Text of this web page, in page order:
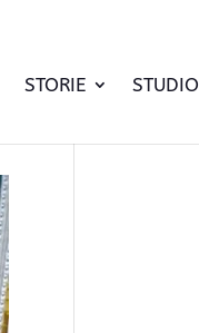
STORIE STUDIO